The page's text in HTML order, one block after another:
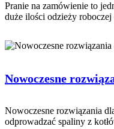
Pranie na zamówienie to
duże ilości odzieży
Nowoczesne
Nowoczesne rozwiązania
odprowadzać spaliny z